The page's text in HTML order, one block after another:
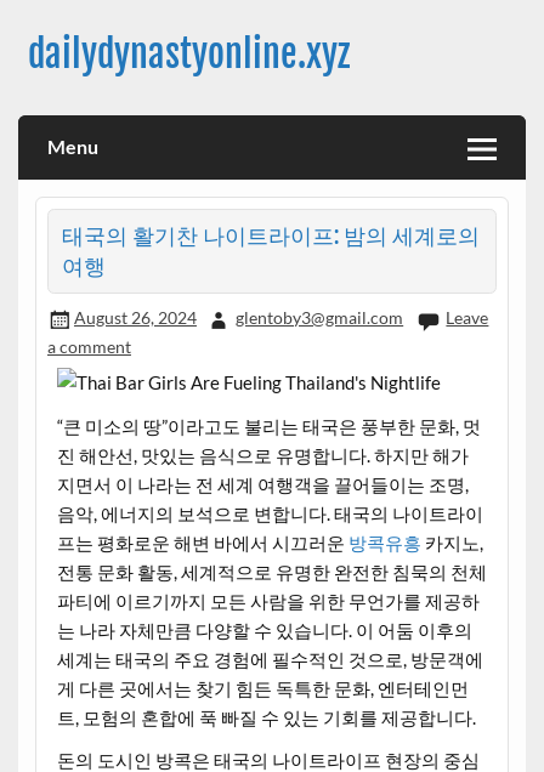
contentdailydynastyonline.xyz
Menu
태국의 활기찬 나이트라이프: 밤의 세계로의
여행
August 26, 2024 glentoby3@gmail.com
Leave
a comment
“큰 미소의 땅”이라고도 불리는 태국은 풍부한 문화, 멋
진 해안선, 맛있는 음식으로 유명합니다. 하지만 해가
지면서 이 나라는 전 세계 여행객을 끌어들이는 조명,
음악, 에너지의 보석으로 변합니다. 태국의 나이트라이
프는 평화로운 해변 바에서 시끄러운 방콕유흥 카지노,
전통 문화 활동, 세계적으로 유명한 완전한 침묵의 천체
파티에 이르기까지 모든 사람을 위한 무언가를 제공하
는 나라 자체만큼 다양할 수 있습니다. 이 어둠 이후의
세계는 태국의 주요 경험에 필수적인 것으로, 방문객에
게 다른 곳에서는 찾기 힘든 독특한 문화, 엔터테인먼
트, 모험의 혼합에 푹 빠질 수 있는 기회를 제공합니다.
돈의 도시인 방콕은 태국의 나이트라이프 현장의 중심